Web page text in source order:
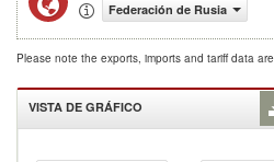
Federación de Rusia
Please note the exports, imports and tariff data
VISTA DE GRÁFICO